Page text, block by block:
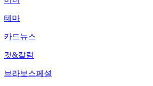
테마
카드뉴스
컷&칼럼
브라보스페셜